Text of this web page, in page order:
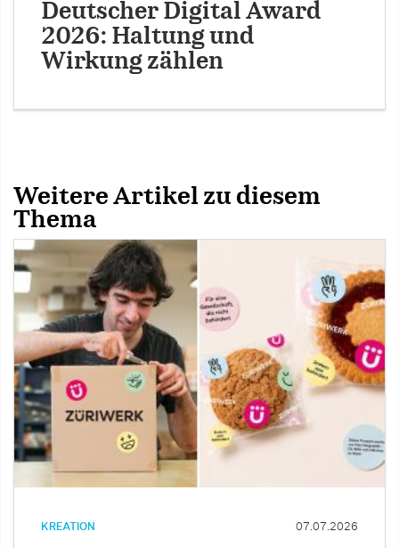
Deutscher Digital Award
2026: Haltung und
Wirkung zählen
Weitere Artikel zu diesem
Thema
KREATION 07.07.2026